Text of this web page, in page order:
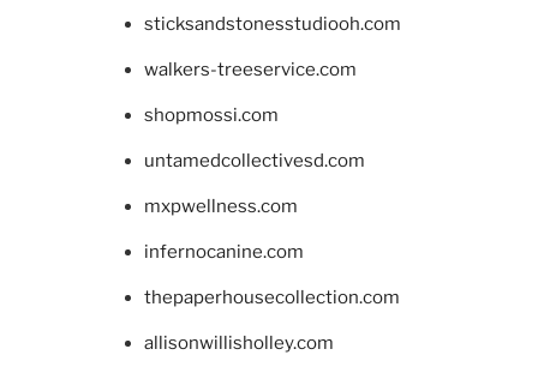
sticksandstonesstudiooh.com
walkers-treeservice.com
shopmossi.com
untamedcollectivesd.com
mxpwellness.com
infernocanine.com
thepaperhousecollection.com
allisonwillisholley.com